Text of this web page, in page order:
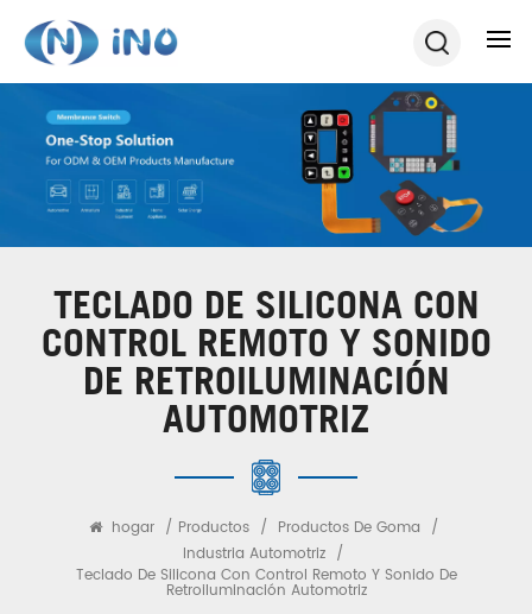
TECLADO DE SILICONA CON
CONTROL REMOTO Y SONIDO
DE RETROILUMINACIÓN
AUTOMOTRIZ
hogar / Productos / Productos De Goma /
Industria Automotriz /
Teclado De Silicona Con Control Remoto Y Sonido De
Retroiluminación Automotriz